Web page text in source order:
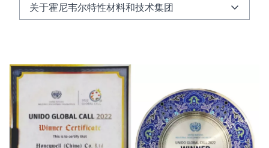
关于霍尼韦尔特性材料和技术集团